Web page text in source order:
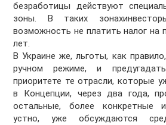
безработицы действуют
зоны. В таких
возможность не платить налог на
лет.
В Украине же, льготы, как
ручном режиме, и
приоритете те отрасли, которые
в Концепции, через два года,
остальные, более конкретные
устно, уже обсуждаются